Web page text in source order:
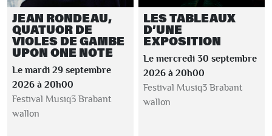
JEAN RONDEAU,
QUATUOR DE
VIOLES DE GAMBE
UPON ONE NOTE
Le mardi 29 septembre
2026 à 20h00
Festival Musiq3 Brabant
wallon
LES TABLEAUX
D’UNE
EXPOSITION
Le mercredi 30 septembre
2026 à 20h00
Festival Musiq3 Brabant
wallon